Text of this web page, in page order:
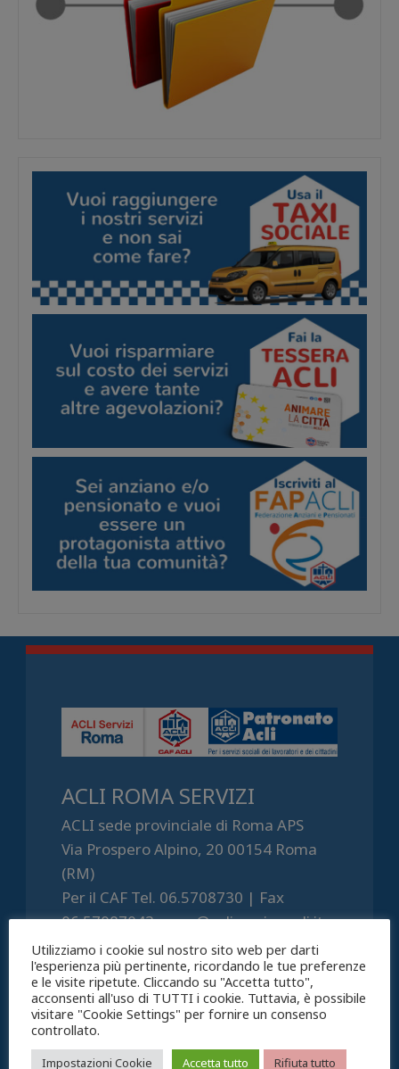
ACLI ROMA SERVIZI
ACLI sede provinciale di Roma APS
Via Prospero Alpino, 20 00154 Roma
(RM)
Per il CAF Tel. 06.5708730 | Fax
06.57087043 roma@acliservice.acli.it
Per il Patronato Tel. 06.57087052 | Fax
06.57087043 roma@patronato.acli.it
P.IVA 06019031001
Utilizziamo i cookie sul nostro sito web per darti
l'esperienza più pertinente, ricordando le tue preferenze
e le visite ripetute. Cliccando su "Accetta tutto",
acconsenti all'uso di TUTTI i cookie. Tuttavia, è possibile
visitare "Cookie Settings" per fornire un consenso
controllato.
Impostazioni Cookie Accetta tutto Rifiuta tutto